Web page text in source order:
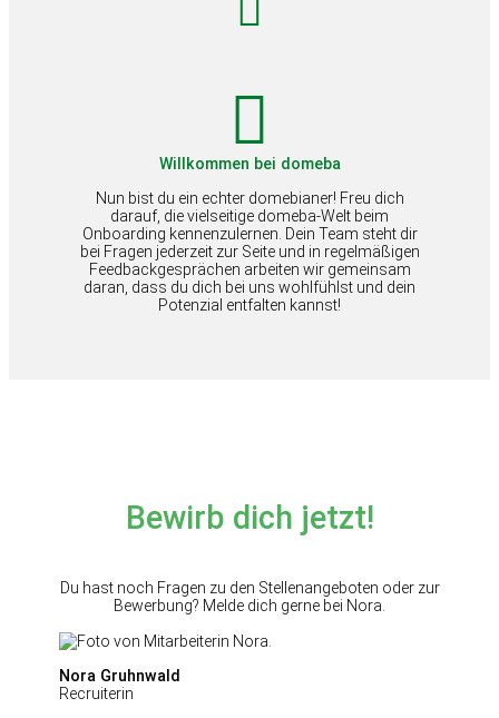
Willkommen bei domeba
Nun bist du ein echter domebianer! Freu dich
darauf, die vielseitige domeba-Welt beim
Onboarding kennenzulernen. Dein Team steht dir
bei Fragen jederzeit zur Seite und in regelmäßigen
Feedbackgesprächen arbeiten wir gemeinsam
daran, dass du dich bei uns wohlfühlst und dein
Potenzial entfalten kannst!
Bewirb dich jetzt!
Du hast noch Fragen zu den Stellenangeboten oder zur
Bewerbung? Melde dich gerne bei Nora.
Nora Gruhnwald
Recruiterin